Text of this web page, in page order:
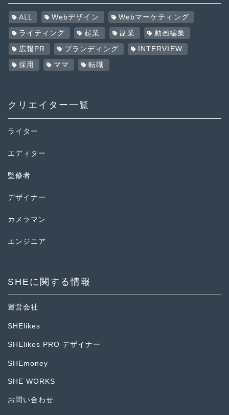
ALL Webデザイン Webマーケティング
ライティング 起業 副業 動画編集
広報PR ブランディング INTERVIEW
採用 ママ 転職
クリエイター一覧
ライター
エディター
監修者
デザイナー
カメラマン
エンジニア
SHEに関する情報
運営会社
SHElikes
SHElikes PRO デザイナー
SHEmoney
SHE WORKS
お問い合わせ